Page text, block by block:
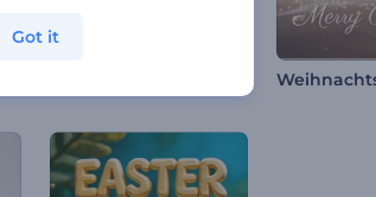
Got it